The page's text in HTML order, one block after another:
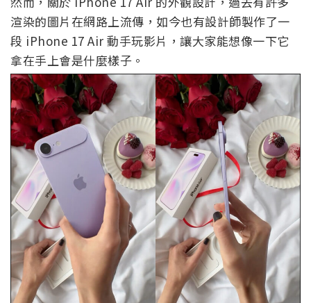
渲染的圖片在網路上流傳，如今也有設計師製作了一
段 iPhone 17 Air 動手玩影片，讓大家能想像一下它
拿在手上會是什麼樣子。